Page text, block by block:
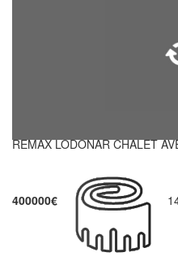
REMAX LODONAR CHALET
400000€